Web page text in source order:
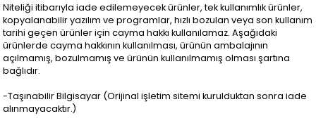
Niteliği itibarıyla iade edilemeyecek ürünler, tek kullanımlık ürünler,
kopyalanabilir yazılım ve programlar, hızlı bozulan veya son kullanım
tarihi geçen ürünler için cayma hakkı kullanılamaz. Aşağıdaki
ürünlerde cayma hakkının kullanılması, ürünün ambalajının
açılmamış, bozulmamış ve ürünün kullanılmamış olması şartına
bağlıdır.
-Taşınabilir Bilgisayar (Orijinal işletim sitemi kurulduktan sonra iade
alınmayacaktır.)